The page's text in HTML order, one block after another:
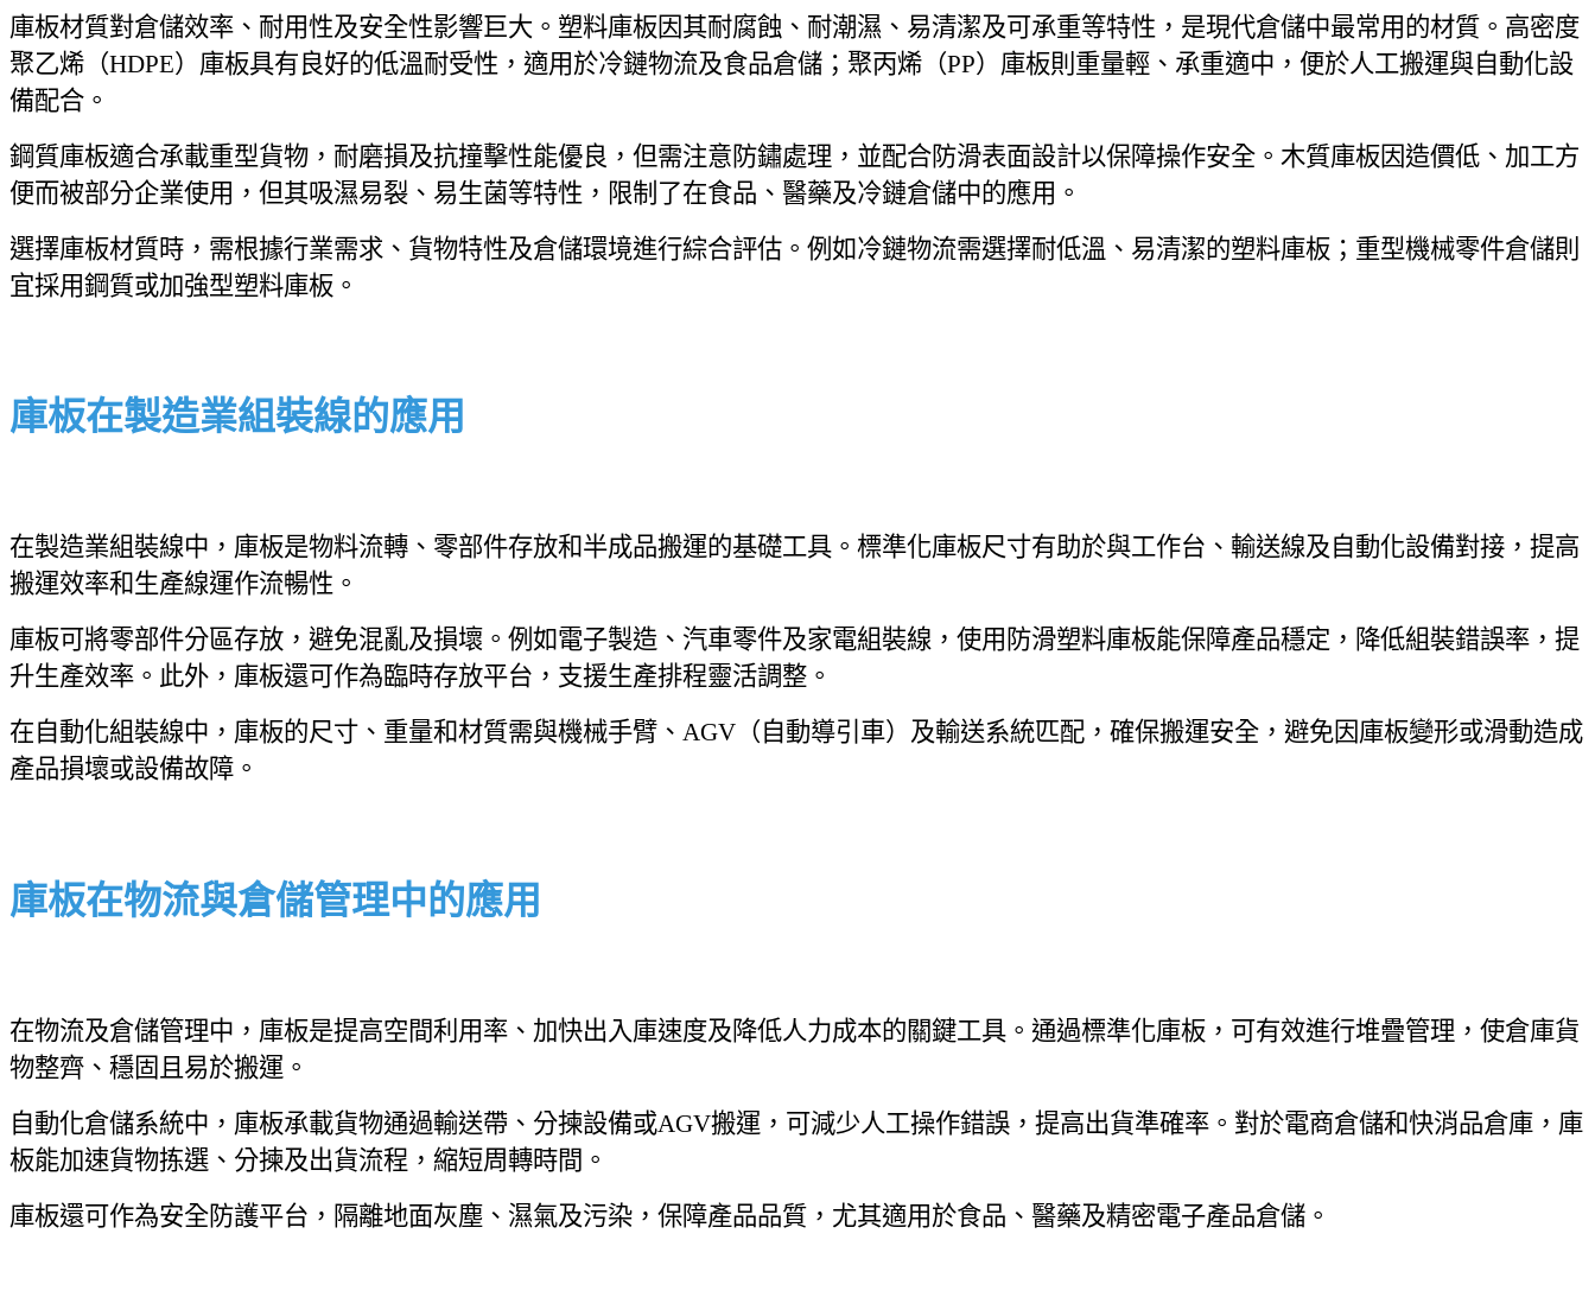
庫板材質對倉儲效率、耐用性及安全性影響巨大。塑料庫板因其耐腐蝕、耐潮濕、易清潔及可承重等特性，是現代倉儲中最常用的材質。高密度
聚乙烯（HDPE）庫板具有良好的低溫耐受性，適用於冷鏈物流及食品倉儲；聚丙烯（PP）庫板則重量輕、承重適中，便於人工搬運與自動化設
備配合。
鋼質庫板適合承載重型貨物，耐磨損及抗撞擊性能優良，但需注意防鏽處理，並配合防滑表面設計以保障操作安全。木質庫板因造價低、加工方
便而被部分企業使用，但其吸濕易裂、易生菌等特性，限制了在食品、醫藥及冷鏈倉儲中的應用。
選擇庫板材質時，需根據行業需求、貨物特性及倉儲環境進行綜合評估。例如冷鏈物流需選擇耐低溫、易清潔的塑料庫板；重型機械零件倉儲則
宜採用鋼質或加強型塑料庫板。
庫板在製造業組裝線的應用
在製造業組裝線中，庫板是物料流轉、零部件存放和半成品搬運的基礎工具。標準化庫板尺寸有助於與工作台、輸送線及自動化設備對接，提高
搬運效率和生產線運作流暢性。
庫板可將零部件分區存放，避免混亂及損壞。例如電子製造、汽車零件及家電組裝線，使用防滑塑料庫板能保障產品穩定，降低組裝錯誤率，提
升生產效率。此外，庫板還可作為臨時存放平台，支援生產排程靈活調整。
在自動化組裝線中，庫板的尺寸、重量和材質需與機械手臂、AGV（自動導引車）及輸送系統匹配，確保搬運安全，避免因庫板變形或滑動造成
產品損壞或設備故障。
庫板在物流與倉儲管理中的應用
在物流及倉儲管理中，庫板是提高空間利用率、加快出入庫速度及降低人力成本的關鍵工具。通過標準化庫板，可有效進行堆疊管理，使倉庫貨
物整齊、穩固且易於搬運。
自動化倉儲系統中，庫板承載貨物通過輸送帶、分揀設備或AGV搬運，可減少人工操作錯誤，提高出貨準確率。對於電商倉儲和快消品倉庫，庫
板能加速貨物拣選、分揀及出貨流程，縮短周轉時間。
庫板還可作為安全防護平台，隔離地面灰塵、濕氣及污染，保障產品品質，尤其適用於食品、醫藥及精密電子產品倉儲。